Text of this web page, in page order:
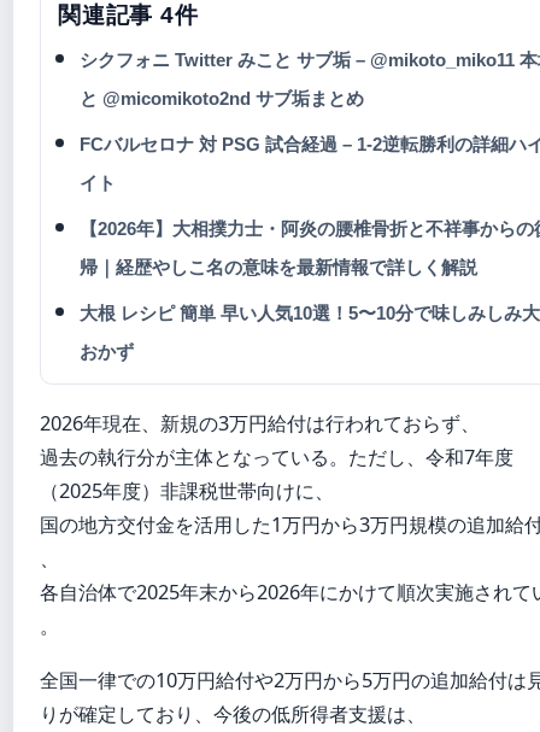
関連記事 4件
シクフォニ Twitter みこと サブ垢 – @mikoto_miko11
と @micomikoto2nd サブ垢まとめ
FCバルセロナ 対 PSG 試合経過 – 1-2逆転勝利の詳細ハ
イト
【2026年】大相撲力士・阿炎の腰椎骨折と不祥事からの
帰｜経歴やしこ名の意味を最新情報で詳しく解説
大根 レシピ 簡単 早い人気10選！5〜10分で味しみしみ
おかず
2026年現在、新規の3万円給付は行われておらず、
過去の執行分が主体となっている。ただし、令和7年度
（2025年度）非課税世帯向けに、
国の地方交付金を活用した1万円から3万円規模の追加給
、
各自治体で2025年末から2026年にかけて順次実施されて
。
全国一律での10万円給付や2万円から5万円の追加給付は
りが確定しており、今後の低所得者支援は、